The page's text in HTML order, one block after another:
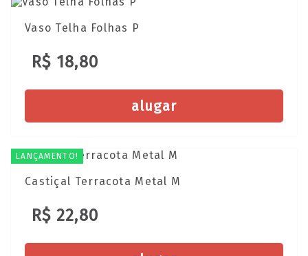
Vaso Telha Folhas P
R$ 18,80
alugar
LANÇAMENTO!
Castiçal Terracota Metal M
R$ 22,80